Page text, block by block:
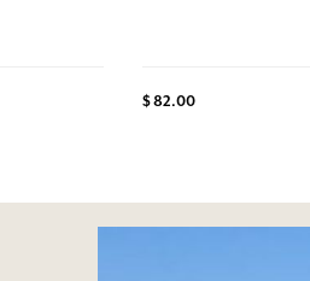
$ 82.00